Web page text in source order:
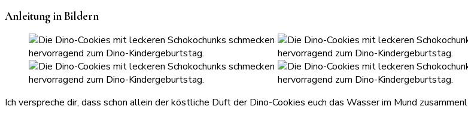
Anleitung in Bildern
Ich verspreche dir, dass schon allein der köstliche Duft der Dino-Cookies euch das Wasser im Mund